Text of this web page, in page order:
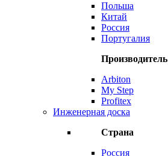
Польша
Китай
Россия
Португалия
Производитель
Arbiton
My Step
Profitex
Инженерная доска
Страна
Россия